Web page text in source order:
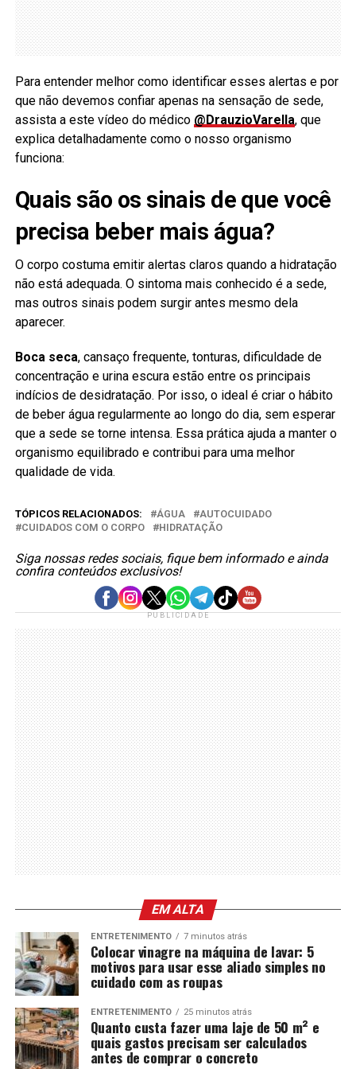
Para entender melhor como identificar esses alertas e por
que não devemos confiar apenas na sensação de sede,
assista a este vídeo do médico @DrauzioVarella, que
explica detalhadamente como o nosso organismo
funciona:
Quais são os sinais de que você
precisa beber mais água?
O corpo costuma emitir alertas claros quando a hidratação
não está adequada. O sintoma mais conhecido é a sede,
mas outros sinais podem surgir antes mesmo dela
aparecer.
Boca seca, cansaço frequente, tonturas, dificuldade de
concentração e urina escura estão entre os principais
indícios de desidratação. Por isso, o ideal é criar o hábito
de beber água regularmente ao longo do dia, sem esperar
que a sede se torne intensa. Essa prática ajuda a manter o
organismo equilibrado e contribui para uma melhor
qualidade de vida.
TÓPICOS RELACIONADOS: ÁGUA
AUTOCUIDADO
CUIDADOS COM O CORPO
HIDRATAÇÃO
Siga nossas redes sociais, fique bem informado e ainda
confira conteúdos exclusivos!
PUBLICIDADE
EM ALTA
ENTRETENIMENTO 7 minutos atrás
Colocar vinagre na máquina de lavar: 5
motivos para usar esse aliado simples no
cuidado com as roupas
ENTRETENIMENTO 25 minutos atrás
Quanto custa fazer uma laje de 50 m² e
quais gastos precisam ser calculados
antes de comprar o concreto